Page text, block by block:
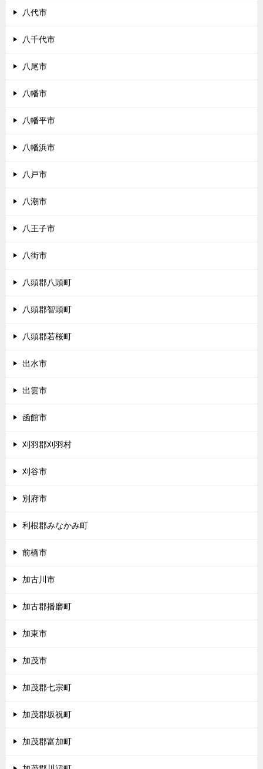
八代市
八千代市
八尾市
八幡市
八幡平市
八幡浜市
八戸市
八潮市
八王子市
八街市
八頭郡八頭町
八頭郡智頭町
八頭郡若桜町
出水市
出雲市
函館市
刈羽郡刈羽村
刈谷市
別府市
利根郡みなかみ町
前橋市
加古川市
加古郡播磨町
加東市
加茂市
加茂郡七宗町
加茂郡坂祝町
加茂郡富加町